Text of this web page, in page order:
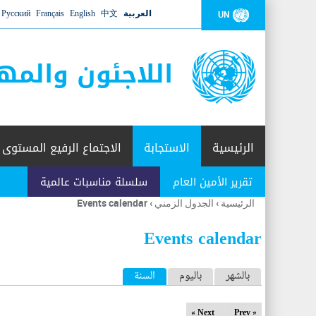
UN العربية 中文
English
Français
Русский
اللاجئون
الرئيسية الاستجابة
تقرير الأمين العام سلسلة مناسبات عالمية
الاجتماع الرفيع المستوى
أنت
هنا
الرئيسية › الجدول الزمني ›
Events calendar
Events calendar
ا
ل
بالشهر باليوم السنة (علامة التبويب النشطة)